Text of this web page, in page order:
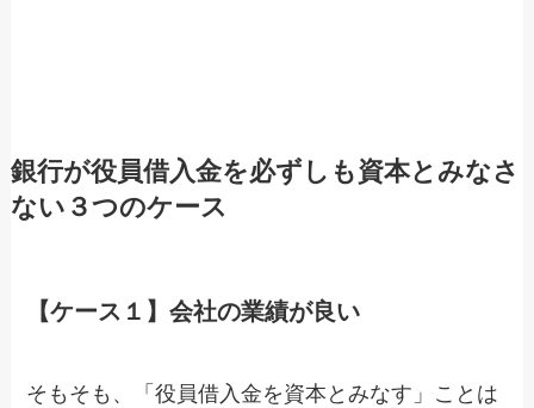
銀行が役員借入金を必ずしも資本とみなさ
ない３つのケース
【ケース１】会社の業績が良い
そもそも、「役員借入金を資本とみなす」ことは